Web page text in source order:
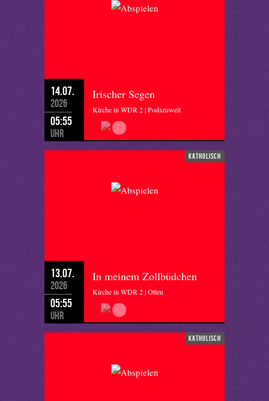
14.07.
2026
05:55
Uhr
Irischer Segen
Kirche in WDR 2 | Podszuweit
katholisch
13.07.
2026
05:55
Uhr
In meinem Zollbüdchen
Kirche in WDR 2 | Otten
katholisch